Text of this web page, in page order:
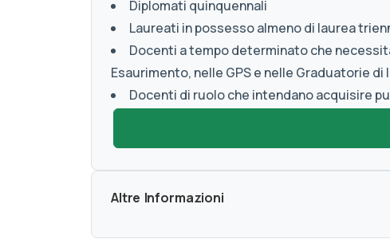
Diplomati quinquennali
Laureati in possesso almeno di laurea
Docenti a tempo determinato che
Esaurimento, nelle GPS e nelle Graduatorie
Docenti di ruolo che intendano acquisire
Altre Informazioni